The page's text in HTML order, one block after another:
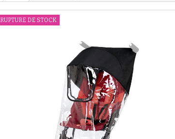
RUPTURE DE STOCK